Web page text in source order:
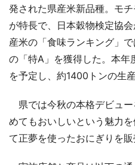
発された県産米新品種。モ
が特長で、日本穀物検定協
産米の「食味ランキング」
の「特A」を獲得した。本
を予定し、約1400トンの生産
県では今秋の本格デビュ
めてもおいしいという魅力
て正夢を使ったおにぎりを